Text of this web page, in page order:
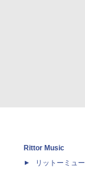
Rittor Music
リットーミュ